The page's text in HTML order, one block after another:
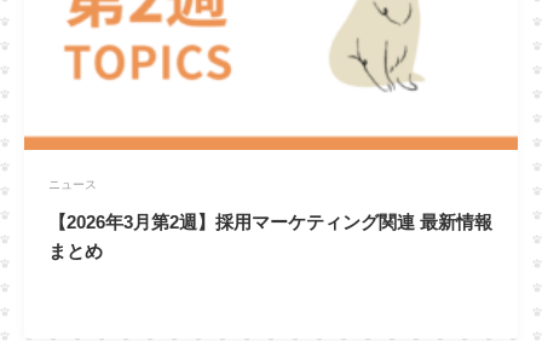
ニュース
【2026年3月第2週】採用マーケティング関連 最新情報
まとめ